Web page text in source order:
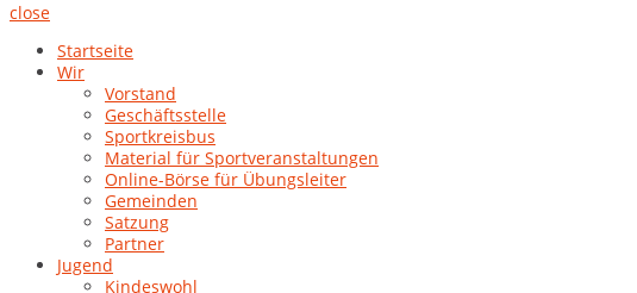
close
Startseite
Wir
Vorstand
Geschäftsstelle
Sportkreisbus
Material für Sportveranstaltungen
Online-Börse für Übungsleiter
Gemeinden
Satzung
Partner
Jugend
Kindeswohl